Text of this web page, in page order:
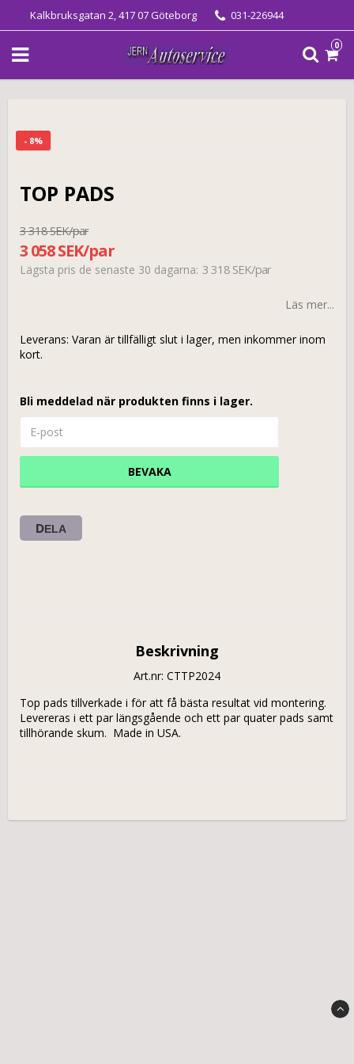
Kalkbruksgatan 2, 417 07 Göteborg 031-226944
0
- 8%
TOP PADS
3 318 SEK/par
3 058 SEK/par
Lägsta pris de senaste 30 dagarna 3 318 SEK/par
Läs mer...
Leverans: Varan är tillfälligt slut i lager, men inkommer inom
kort.
Bli meddelad när produkten finns i lager.
BEVAKA
DELA
Beskrivning
Art.nr: CTTP2024
Top pads tillverkade i för att få bästa resultat vid montering.
Levereras i ett par längsgående och ett par quater pads samt
tillhörande skum.  Made in USA.